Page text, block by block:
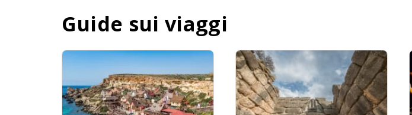
Guide sui viaggi